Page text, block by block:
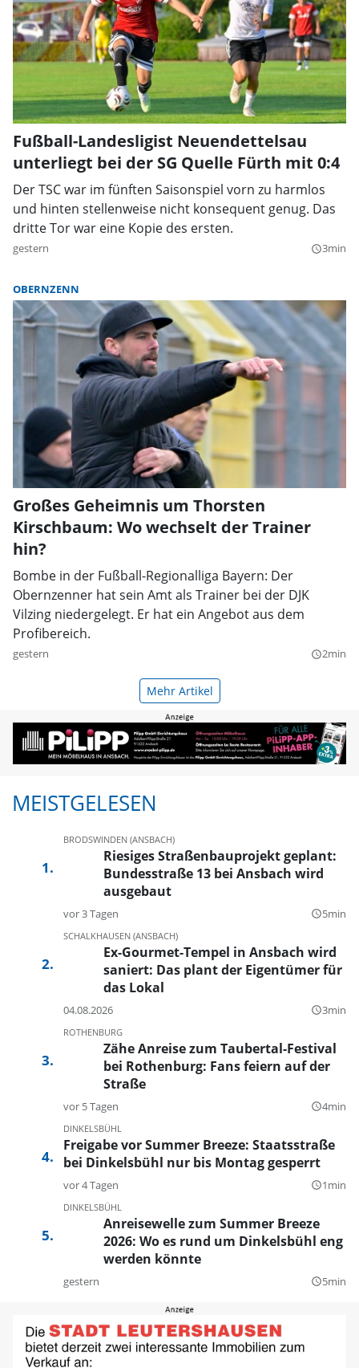
Fußball-Landesligist Neuendettelsau
unterliegt bei der SG Quelle Fürth mit 0:4
Der TSC war im fünften Saisonspiel vorn zu harmlos
und hinten stellenweise nicht konsequent genug. Das
dritte Tor war eine Kopie des ersten.
gestern query_builder3min
OBERNZENN
Großes Geheimnis um Thorsten
Kirschbaum: Wo wechselt der Trainer
hin?
Bombe in der Fußball-Regionalliga Bayern: Der
Obernzenner hat sein Amt als Trainer bei der DJK
Vilzing niedergelegt. Er hat ein Angebot aus dem
Profibereich.
gestern query_builder2min
Mehr Artikel
MEISTGELESEN
BRODSWINDEN (ANSBACH)
Riesiges Straßenbauprojekt geplant:
Bundesstraße 13 bei Ansbach wird
ausgebaut
vor 3 Tagen query_builder5min
SCHALKHAUSEN (ANSBACH)
Ex-Gourmet-Tempel in Ansbach wird
saniert: Das plant der Eigentümer für
das Lokal
04.08.2026 query_builder3min
ROTHENBURG
Zähe Anreise zum Taubertal-Festival
bei Rothenburg: Fans feiern auf der
Straße
vor 5 Tagen query_builder4min
DINKELSBÜHL
Freigabe vor Summer Breeze: Staatsstraße
bei Dinkelsbühl nur bis Montag gesperrt
vor 4 Tagen query_builder1min
DINKELSBÜHL
Anreisewelle zum Summer Breeze
2026: Wo es rund um Dinkelsbühl eng
werden könnte
gestern query_builder5min